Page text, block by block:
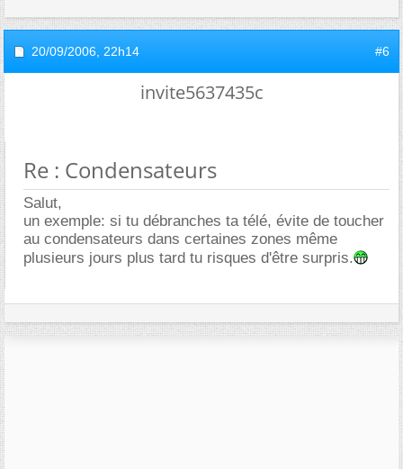
20/09/2006, 22h14 #6
invite5637435c
Re : Condensateurs
Salut,
un exemple: si tu débranches ta télé, évite de toucher
au condensateurs dans certaines zones même
plusieurs jours plus tard tu risques d'être surpris.